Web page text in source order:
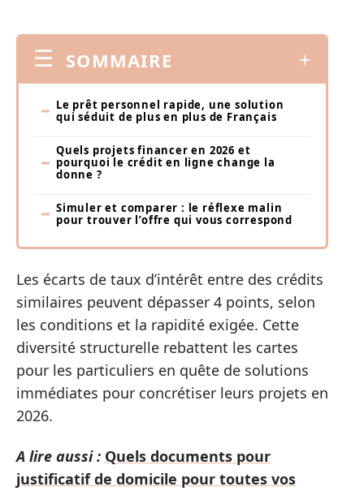
SOMMAIRE
Le prêt personnel rapide, une solution
qui séduit de plus en plus de Français
Quels projets financer en 2026 et
pourquoi le crédit en ligne change la
donne ?
Simuler et comparer : le réflexe malin
pour trouver l’offre qui vous correspond
Les écarts de taux d’intérêt entre des crédits
similaires peuvent dépasser 4 points, selon
les conditions et la rapidité exigée. Cette
diversité structurelle rebattent les cartes
pour les particuliers en quête de solutions
immédiates pour concrétiser leurs projets en
2026.
A lire aussi : Quels documents pour
justificatif de domicile pour toutes vos